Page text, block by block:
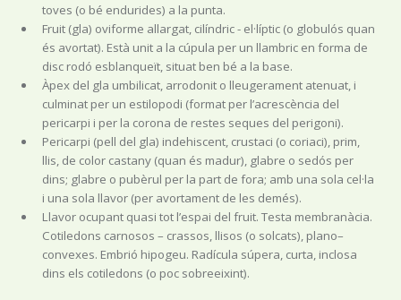
toves (o bé endurides) a la punta.
Fruit (gla) oviforme allargat, cilíndric - el·líptic (o globulós quan
és avortat). Està unit a la cúpula per un llambric en forma de
disc rodó esblanqueït, situat ben bé a la base.
Àpex del gla umbilicat, arrodonit o lleugerament atenuat, i
culminat per un estilopodi (format per l’acrescència del
pericarpi i per la corona de restes seques del perigoni).
Pericarpi (pell del gla) indehiscent, crustaci (o coriaci), prim,
llis, de color castany (quan és madur), glabre o sedós per
dins; glabre o pubèrul per la part de fora; amb una sola cel·la
i una sola llavor (per avortament de les demés).
Llavor ocupant quasi tot l’espai del fruit. Testa membranàcia.
Cotiledons carnosos – crassos, llisos (o solcats), plano–
convexes. Embrió hipogeu. Radícula súpera, curta, inclosa
dins els cotiledons (o poc sobreeixint).